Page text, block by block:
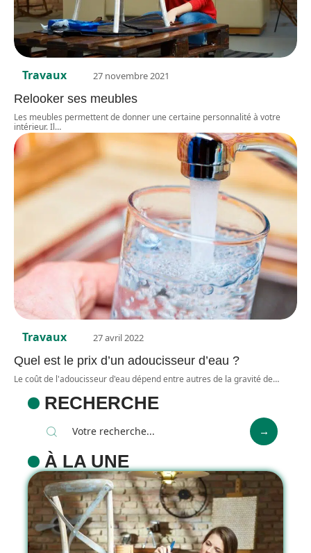
Travaux 27 novembre 2021
Relooker ses meubles
Les meubles permettent de donner une certaine personnalité à votre
intérieur. Il…
Travaux 27 avril 2022
Quel est le prix d’un adoucisseur d’eau ?
Le coût de l'adoucisseur d'eau dépend entre autres de la gravité de…
RECHERCHE
À LA UNE